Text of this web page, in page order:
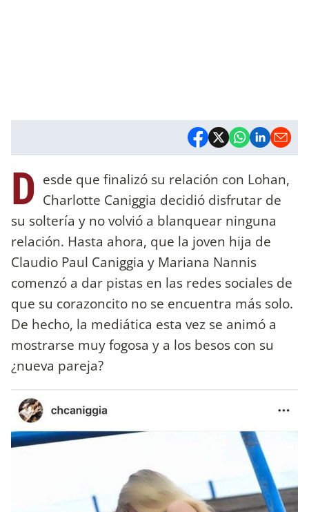
D esde que finalizó su relación con Lohan,
Charlotte Caniggia decidió disfrutar de
su soltería y no volvió a blanquear ninguna
relación. Hasta ahora, que la joven hija de
Claudio Paul Caniggia y Mariana Nannis
comenzó a dar pistas en las redes sociales de
que su corazoncito no se encuentra más solo.
De hecho, la mediática esta vez se animó a
mostrarse muy fogosa y a los besos con su
¿nueva pareja?